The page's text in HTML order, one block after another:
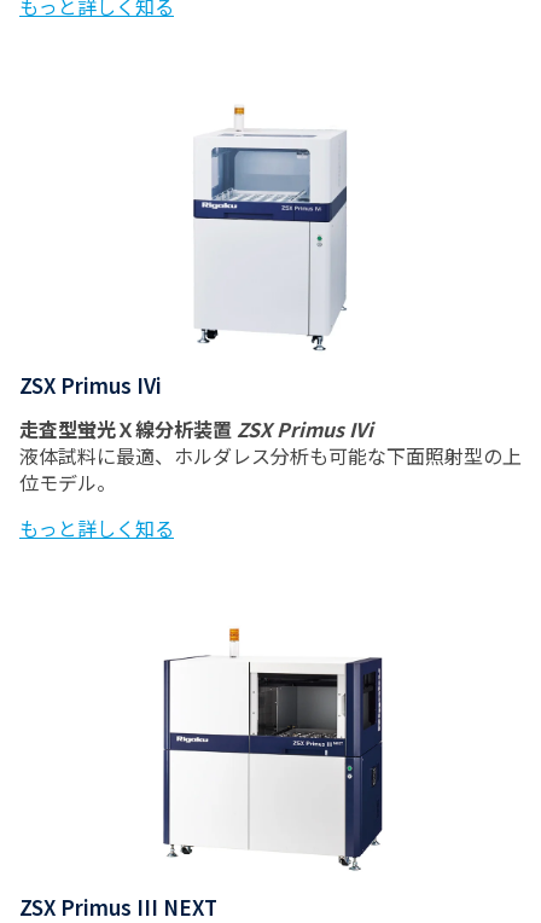
もっと詳しく知る
ZSX Primus IVi
走査型蛍光Ｘ線分析装置ZSX Primus IVi
液体試料に最適、ホルダレス分析も可能な下面照射型の上
位モデル。
もっと詳しく知る
ZSX Primus III NEXT